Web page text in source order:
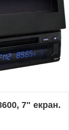
7" екран.